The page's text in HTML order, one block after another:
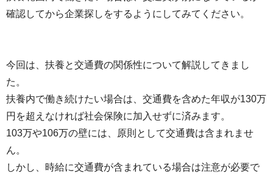
確認してから企業探しをするようにしてみてください。
今回は、扶養と交通費の関係性について解説してきまし
た。
扶養内で働き続けたい場合は、交通費を含めた年収が130万
円を超えなければ社会保険に加入せずに済みます。
103万や106万の壁には、原則として交通費は含まれませ
ん。
しかし、時給に交通費が含まれている場合は注意が必要で